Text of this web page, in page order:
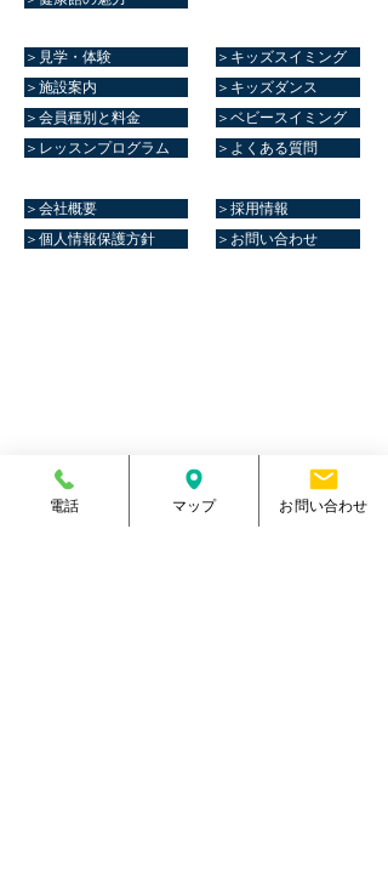
＞見学・体験
＞施設案内
＞会員種別と料金
＞レッスンプログラム
＞キッズスイミング
＞キッズダンス
＞ベビースイミング
＞よくある質問
＞会社概要
＞個人情報保護方針
＞採用情報
＞お問い合わせ
​手続受付時間
月～金／10:00～20:00
土 ／10:00～17:00
祝日 ／10:00～17:00
電話 マップ お問い合わせ